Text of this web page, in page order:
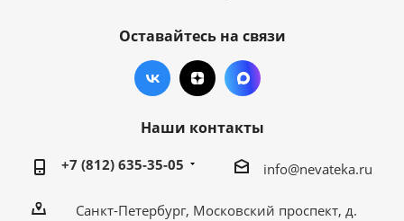
Оставайтесь на связи
Наши контакты
+7 (812) 635-35-05 info@nevateka.ru
Санкт-Петербург, Московский проспект, д.